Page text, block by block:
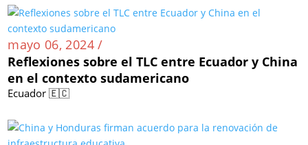
mayo 06, 2024 /
Reflexiones sobre el TLC entre Ecuador y China
en el contexto sudamericano
Ecuador 🇪🇨